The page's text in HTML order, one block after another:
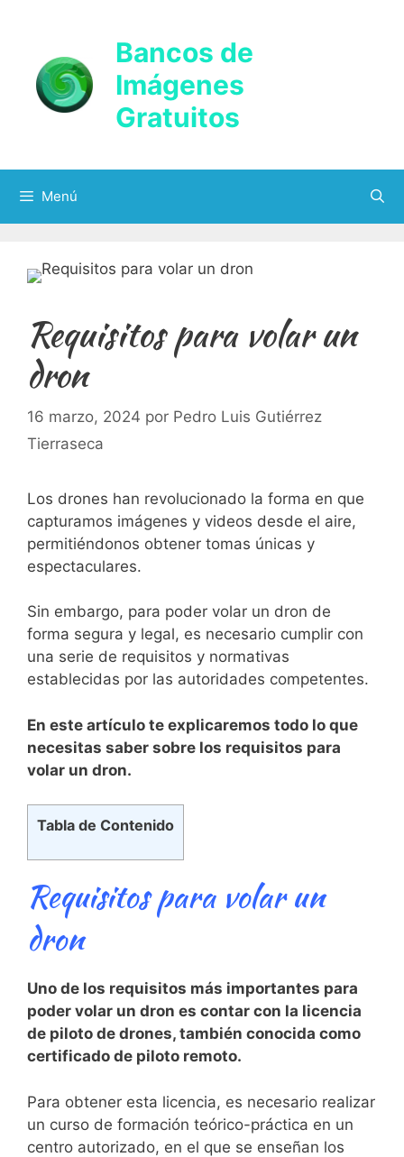
contenido
Bancos de
Imágenes
Gratuitos
Menú
Requisitos para volar un
dron
16 marzo, 2024 por Pedro Luis Gutiérrez
Tierraseca
Los drones han revolucionado la ⁤forma‌ en que
capturamos imágenes⁤ y videos desde​ el aire,
permitiéndonos obtener tomas únicas y
espectaculares.
Sin ⁢embargo, para⁣ poder⁢ volar ‌un dron de
forma segura y ​legal, es necesario cumplir con​
una serie de ⁣requisitos‌ y normativas
establecidas por‌ las autoridades competentes.
En‍ este artículo te explicaremos todo lo que
necesitas saber sobre los requisitos para
volar un dron.
Tabla de Contenido
Requisitos para volar un
dron
Uno de los​ requisitos más importantes ​para
poder volar un dron ⁣es contar ⁤con la licencia
de⁢ piloto de ​drones, también conocida como
certificado de piloto remoto.
Para obtener esta licencia, es necesario ⁤realizar
un curso de formación ⁣teórico-práctica en un
centro autorizado, en el que se enseñan los